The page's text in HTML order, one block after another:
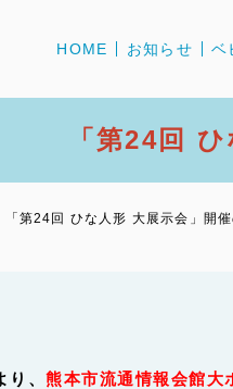
HOME お知らせ ベ
「第24回
「第24回 ひな人形 大展示会」開
り、熊本市流通情報会館大